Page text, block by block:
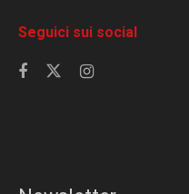
Seguici sui social